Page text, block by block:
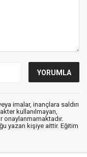
imalar, inançlara saldırı
kullanılmayan,
onaylanmamaktadır.
yazan kişiye aittir. Eğitim